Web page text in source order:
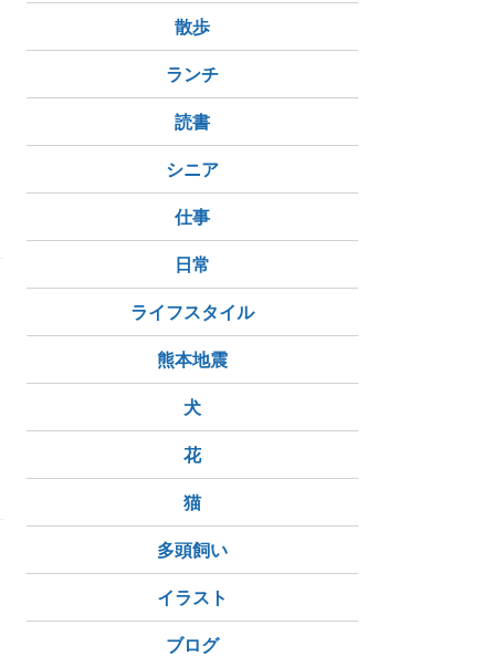
散歩
ランチ
読書
シニア
仕事
日常
ライフスタイル
熊本地震
犬
花
猫
多頭飼い
イラスト
ブログ